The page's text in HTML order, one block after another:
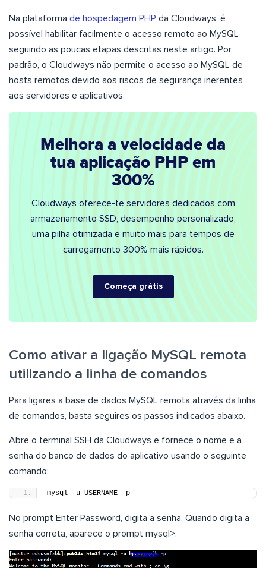
Na plataforma de hospedagem PHP da Cloudways, é
possível habilitar facilmente o acesso remoto ao MySQL
seguindo as poucas etapas descritas neste artigo. Por
padrão, o Cloudways não permite o acesso ao MySQL de
hosts remotos devido aos riscos de segurança inerentes
aos servidores e aplicativos.
Melhora a velocidade da
tua aplicação PHP em
300%
Cloudways oferece-te servidores dedicados com
armazenamento SSD, desempenho personalizado,
uma pilha otimizada e muito mais para tempos de
carregamento 300% mais rápidos.
Começa grátis
Como ativar a ligação MySQL remota
utilizando a linha de comandos
Para ligares a base de dados MySQL remota através da linha
de comandos, basta seguires os passos indicados abaixo.
Abre o terminal SSH da Cloudways e fornece o nome e a
senha do banco de dados do aplicativo usando o seguinte
comando:
mysql -u USERNAME -p
No prompt Enter Password, digita a senha. Quando digita a
senha correta, aparece o prompt mysql>.